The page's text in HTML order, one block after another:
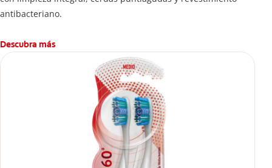
antibacteriano.
Descubra más